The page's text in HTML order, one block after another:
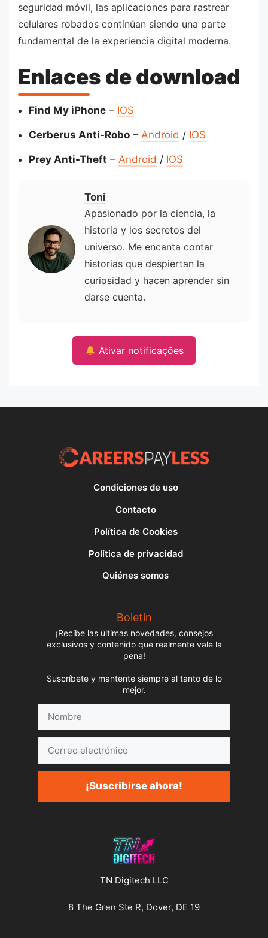
seguridad móvil, las aplicaciones para rastrear
celulares robados continúan siendo una parte
fundamental de la experiencia digital moderna.
Enlaces de download
Find My iPhone– IOS
Cerberus Anti-Robo– Android / IOS
Prey Anti-Theft – Android / IOS
Toni
Apasionado por la ciencia, la
historia y los secretos del
universo. Me encanta contar
historias que despiertan la
curiosidad y hacen aprender sin
darse cuenta.
Ativar notificações
Condiciones de uso
Contacto
Política de Cookies
Política de privacidad
Quiénes somos
Boletín
¡Recibe las últimas novedades, consejos
exclusivos y contenido que realmente vale la
pena!
Suscríbete y mantente siempre al tanto de lo
mejor.
electrónico
¡Suscribirse ahora!
TN Digitech LLC
8 The Gren Ste R, Dover, DE 19